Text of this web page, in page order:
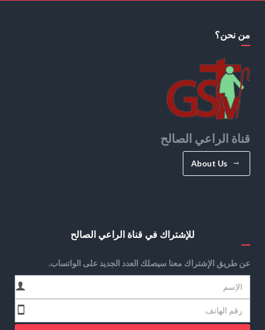
من نحن؟
قناة الراعي الصالح
About Us
للإشتراك في قناة الراعي الصالح
عن طريق الإشتراك معنا سيصلك العدد الجديد على الواتساب.